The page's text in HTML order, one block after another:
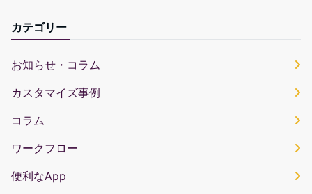
カテゴリー
お知らせ・コラム
カスタマイズ事例
コラム
ワークフロー
便利なApp